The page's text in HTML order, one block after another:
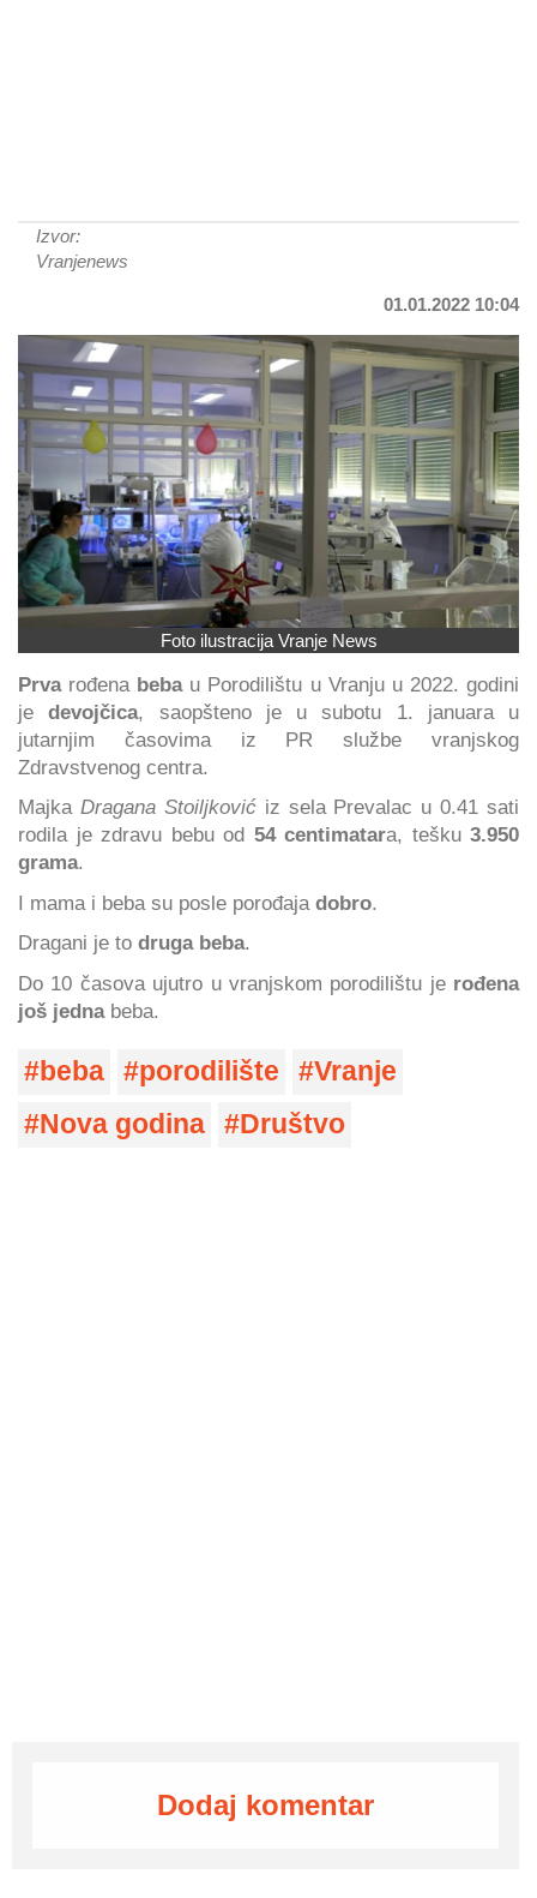
Izvor:
Vranjenews
01.01.2022 10:04
Foto ilustracija Vranje News
Prva rođena bebau Porodilištu u Vranju u 2022. godini
je devojčica, saopšteno je u subotu 1. januara u
jutarnjim časovima iz PR službe vranjskog
Zdravstvenog centra.
Majka Dragana Stoiljković iz sela Prevalac u 0.41 sati
rodila je zdravu bebu od 54 centimatara, tešku 3.950
grama.
I mama i beba su posle porođaja dobro.
Dragani je to druga beba.
Do 10 časova ujutro u vranjskom porodilištu je rođena
još jednabeba.
beba porodilište
Vranje
Nova godina
Društvo
Dodaj komentar